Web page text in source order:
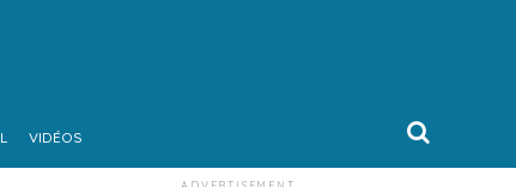
VIDÉOS